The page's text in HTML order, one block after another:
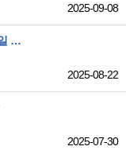
2025-09-08
구내식당, 한식뷔페, 조리가능 일일 근무 가능,
2025-08-22
2025-07-30